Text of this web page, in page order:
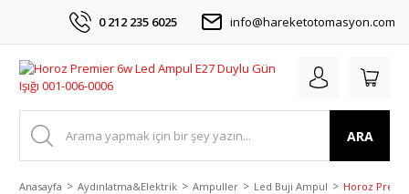
0 212 235 6025 info@hareketotomasyon.com
ARA
Anasayfa Aydınlatma&Elektrik Ampuller Led Buji Ampul Horoz